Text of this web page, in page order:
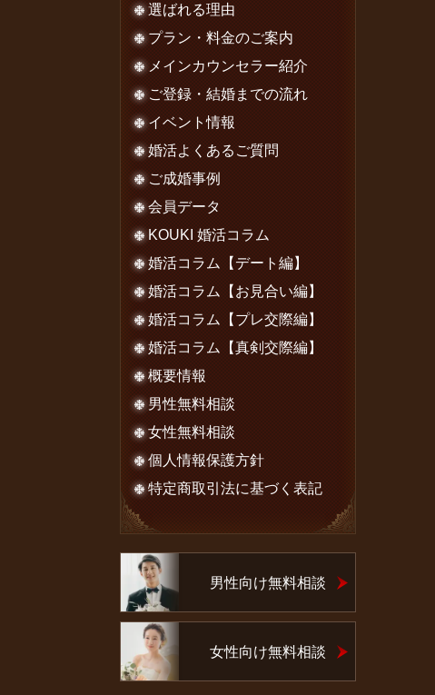
選ばれる理由
プラン・料金のご案内
メインカウンセラー紹介
ご登録・結婚までの流れ
イベント情報
婚活よくあるご質問
ご成婚事例
会員データ
KOUKI 婚活コラム
婚活コラム【デート編】
婚活コラム【お見合い編】
婚活コラム【プレ交際編】
婚活コラム【真剣交際編】
概要情報
男性無料相談
女性無料相談
個人情報保護方針
特定商取引法に基づく表記
男性向け無料相談
女性向け無料相談